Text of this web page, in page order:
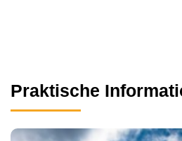
Praktische